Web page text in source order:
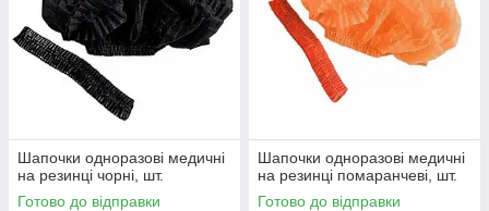
Шапочки одноразові медичні
на резинці чорні, шт.
Готово до відправки
Шапочки одноразові медичні
на резинці помаранчеві, шт.
Готово до відправки